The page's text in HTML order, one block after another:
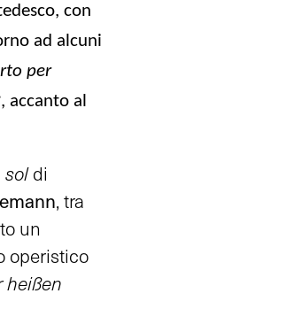
con
ad alcuni
per
, accanto al
soldi
, tra
un
operistico
heißen